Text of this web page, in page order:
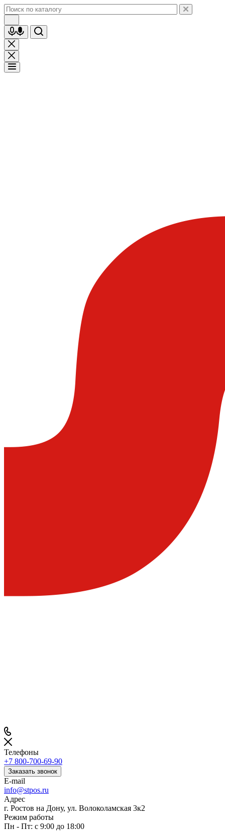
Телефоны
+7 800-700-69-90
Заказать звонок
E-mail
info@stpos.ru
Адрес
г. Ростов на Дону, ул. Волоколамская 3к2
Режим работы
Пн - Пт: с 9:00 до 18:00